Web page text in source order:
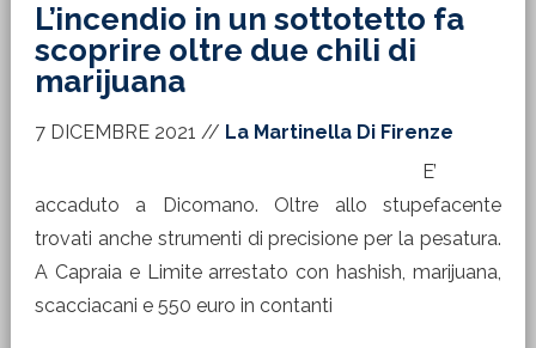
L’incendio in un sottotetto fa
scoprire oltre due chili di
marijuana
7 DICEMBRE 2021 // La Martinella Di Firenze
E’
accaduto a Dicomano. Oltre allo stupefacente
trovati anche strumenti di precisione per la pesatura.
A Capraia e Limite arrestato con hashish, marijuana,
scacciacani e 550 euro in contanti